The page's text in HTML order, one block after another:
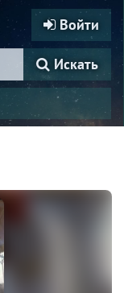
Войти
Искать